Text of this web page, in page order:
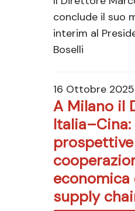
conclude il suo
interim al
Boselli
16 Ottobre 2025
A Milano il
Italia–Cina:
economica
supply